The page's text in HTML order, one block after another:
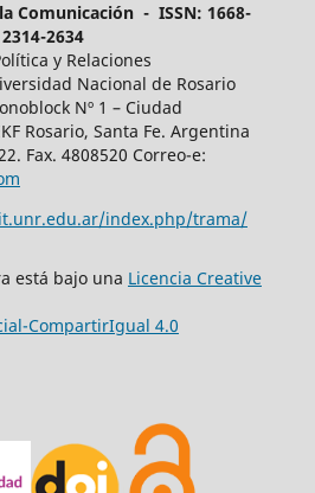
Comunicación - ISSN: 1668-
2634
y Relaciones
Nacional de Rosario
Nº 1 – Ciudad
Rosario, Santa Fe. Argentina
Fax. 4808520 Correo-e:
index.php/trama/
está bajo una Licencia Creative
CompartirIgual 4.0